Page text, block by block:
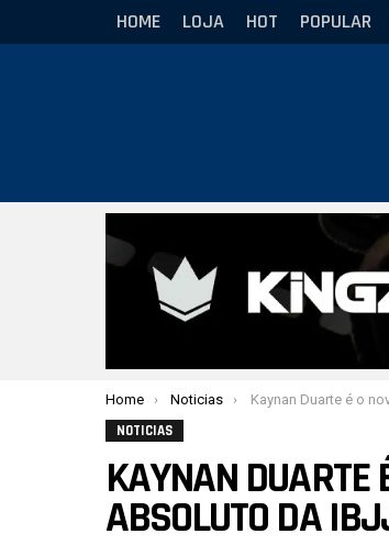
HOME LOJA HOT POPULAR
Você está aqui:
Home Noticias Kaynan Duarte é o novo campeão
NOTICIAS
KAYNAN DUARTE
ABSOLUTO DA